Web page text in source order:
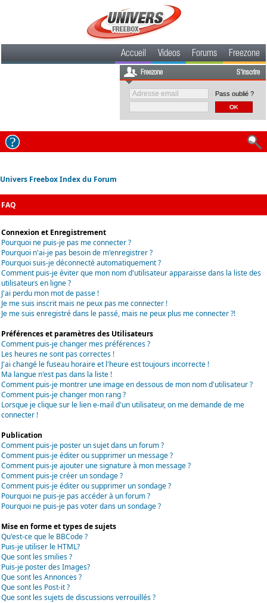
Accueil Videos Forums Freezone
Freezone S'inscrire
Pass oublié ?
Univers Freebox Index du Forum
FAQ
Connexion et Enregistrement
Pourquoi ne puis-je pas me connecter ?
Pourquoi n'ai-je pas besoin de m'enregistrer ?
Pourquoi suis-je déconnecté automatiquement ?
Comment puis-je éviter que mon nom d'utilisateur apparaisse dans la liste des
utilisateurs en ligne ?
J'ai perdu mon mot de passe !
Je me suis inscrit mais ne peux pas me connecter !
Je me suis enregistré dans le passé, mais ne peux plus me connecter ?!
Préférences et paramètres des Utilisateurs
Comment puis-je changer mes préférences ?
Les heures ne sont pas correctes !
J'ai changé le fuseau horaire et l'heure est toujours incorrecte !
Ma langue n'est pas dans la liste !
Comment puis-je montrer une image en dessous de mon nom d'utilisateur ?
Comment puis-je changer mon rang ?
Lorsque je clique sur le lien e-mail d'un utilisateur, on me demande de me
connecter !
Publication
Comment puis-je poster un sujet dans un forum ?
Comment puis-je éditer ou supprimer un message ?
Comment puis-je ajouter une signature à mon message ?
Comment puis-je créer un sondage ?
Comment puis-je éditer ou supprimer un sondage ?
Pourquoi ne puis-je pas accéder à un forum ?
Pourquoi ne puis-je pas voter dans un sondage ?
Mise en forme et types de sujets
Qu'est-ce que le BBCode ?
Puis-je utiliser le HTML?
Que sont les smilies ?
Puis-je poster des Images?
Que sont les Annonces ?
Que sont les Post-it ?
Que sont les sujets de discussions verrouillés ?